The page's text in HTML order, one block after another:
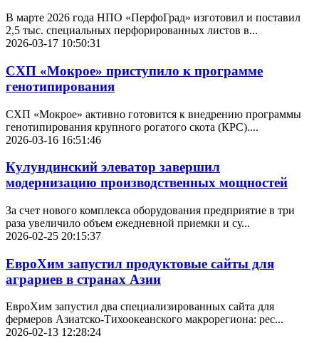
В марте 2026 года НПО «ПерфоГрад» изготовил и поставил
2,5 тыс. специальных перфорированных листов в...
2026-03-17 10:50:31
СХП «Мокрое» приступило к программе
генотипирования
СХП «Мокрое» активно готовится к внедрению программы
генотипирования крупного рогатого скота (КРС)....
2026-03-16 16:51:46
Кулундинский элеватор завершил
модернизацию производственных мощностей
За счет нового комплекса оборудования предприятие в три
раза увеличило объем ежедневной приемки и су...
2026-02-25 20:15:37
ЕвроХим запустил продуктовые сайты для
аграриев в странах Азии
ЕвроХим запустил два специализированных сайта для
фермеров Азиатско-Тихоокеанского макрорегиона: рес...
2026-02-13 12:28:24